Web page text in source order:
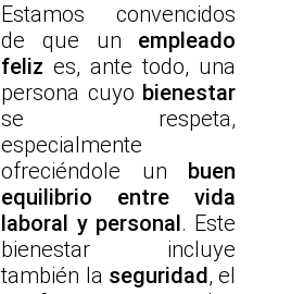
Estamos convencidos
de que un empleado
feliz es, ante todo, una
persona cuyo bienestar
se respeta,
especialmente
ofreciéndole un buen
equilibrio entre vida
laboral y personal. Este
bienestar incluye
también la seguridad, el